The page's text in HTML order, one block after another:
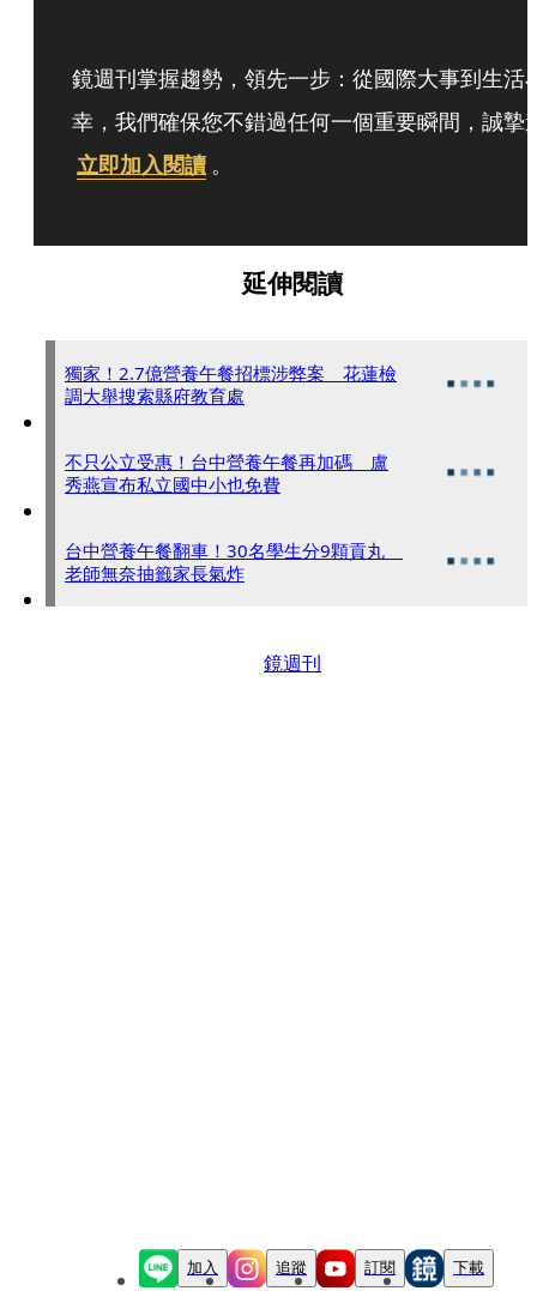
鏡週刊掌握趨勢，領先一步：從國際大事到生活
幸，我們確保您不錯過任何一個重要瞬間，誠摯
立即加入閱讀 。
延伸閱讀
獨家！2.7億營養午餐招標涉弊案 花蓮檢
調大舉搜索縣府教育處
不只公立受惠！台中營養午餐再加碼 盧
秀燕宣布私立國中小也免費
台中營養午餐翻車！30名學生分9顆貢丸
老師無奈抽籤家長氣炸
鏡週刊
加入 追蹤 訂閱 下載